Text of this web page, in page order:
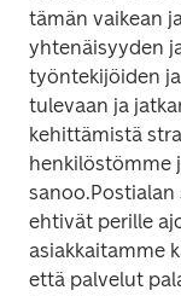
tämän vaikean
yhtenäisyyden
työntekijöiden
tulevaan ja
kehittämistä
henkilöstömme
sanoo.
ehtivät perille
asiakkaitamme
että palvelut